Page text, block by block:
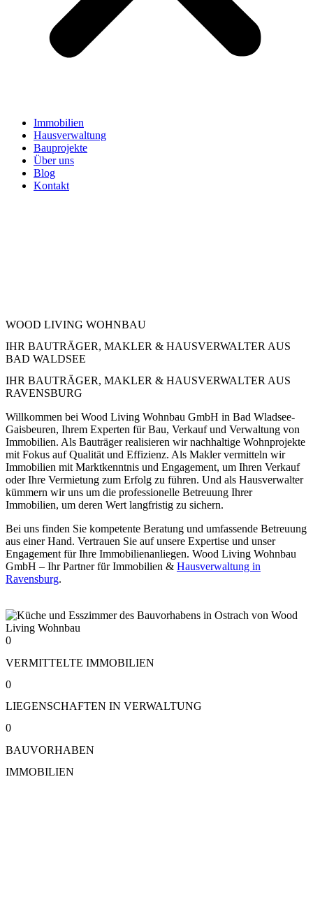
Immobilien
Hausverwaltung
Bauprojekte
Über uns
Blog
Kontakt
WOOD LIVING WOHNBAU
IHR BAUTRÄGER, MAKLER & HAUSVERWALTER AUS
BAD WALDSEE
IHR BAUTRÄGER, MAKLER & HAUSVERWALTER AUS
RAVENSBURG
Willkommen bei Wood Living Wohnbau GmbH in Bad Wladsee-
Gaisbeuren, Ihrem Experten für Bau, Verkauf und Verwaltung von
Immobilien. Als Bauträger realisieren wir nachhaltige Wohnprojekte
mit Fokus auf Qualität und Effizienz. Als Makler vermitteln wir
Immobilien mit Marktkenntnis und Engagement, um Ihren Verkauf
oder Ihre Vermietung zum Erfolg zu führen. Und als Hausverwalter
kümmern wir uns um die professionelle Betreuung Ihrer
Immobilien, um deren Wert langfristig zu sichern.
Bei uns finden Sie kompetente Beratung und umfassende Betreuung
aus einer Hand. Vertrauen Sie auf unsere Expertise und unser
Engagement für Ihre Immobilienanliegen. Wood Living Wohnbau
GmbH – Ihr Partner für Immobilien & Hausverwaltung in
Ravensburg.
0
VERMITTELTE IMMOBILIEN
0
LIEGENSCHAFTEN IN VERWALTUNG
0
BAUVORHABEN
IMMOBILIEN